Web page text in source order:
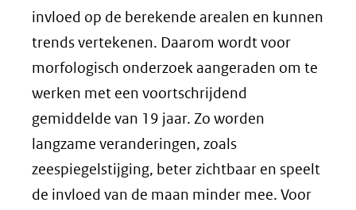
invloed op de berekende arealen en kunnen
trends vertekenen. Daarom wordt voor
morfologisch onderzoek aangeraden om te
werken met een voortschrijdend
gemiddelde van 19 jaar. Zo worden
langzame veranderingen, zoals
zeespiegelstijging, beter zichtbaar en speelt
de invloed van de maan minder mee. Voor